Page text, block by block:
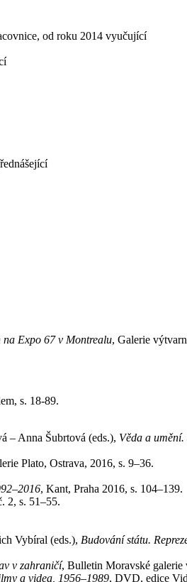
od roku 2014 vyučující
na Expo 67 v Montrealu, Galerie
s. 18-89.
– Anna Šubrtová (eds.), Věda a
Plato, Ostrava, 2016, s. 9–36.
, Kant, Praha 2016, s. 104–139.
2, s. 51–55.
Vybíral (eds.), Budování státu.
v zahraničí, Bulletin Moravské galerie
a videa, 1956–1989, DVD, edice